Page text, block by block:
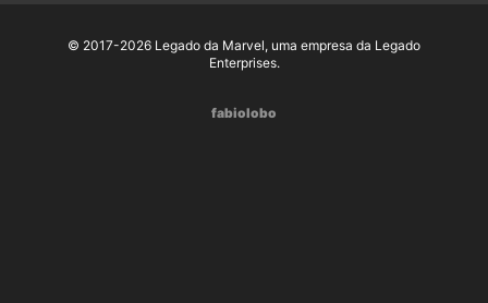
© 2017-2026 Legado da Marvel, uma empresa da Legado
Enterprises.
fabiolobo